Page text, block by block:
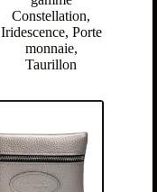
Constellation,
Iridescence, Porte
monnaie,
Taurillon